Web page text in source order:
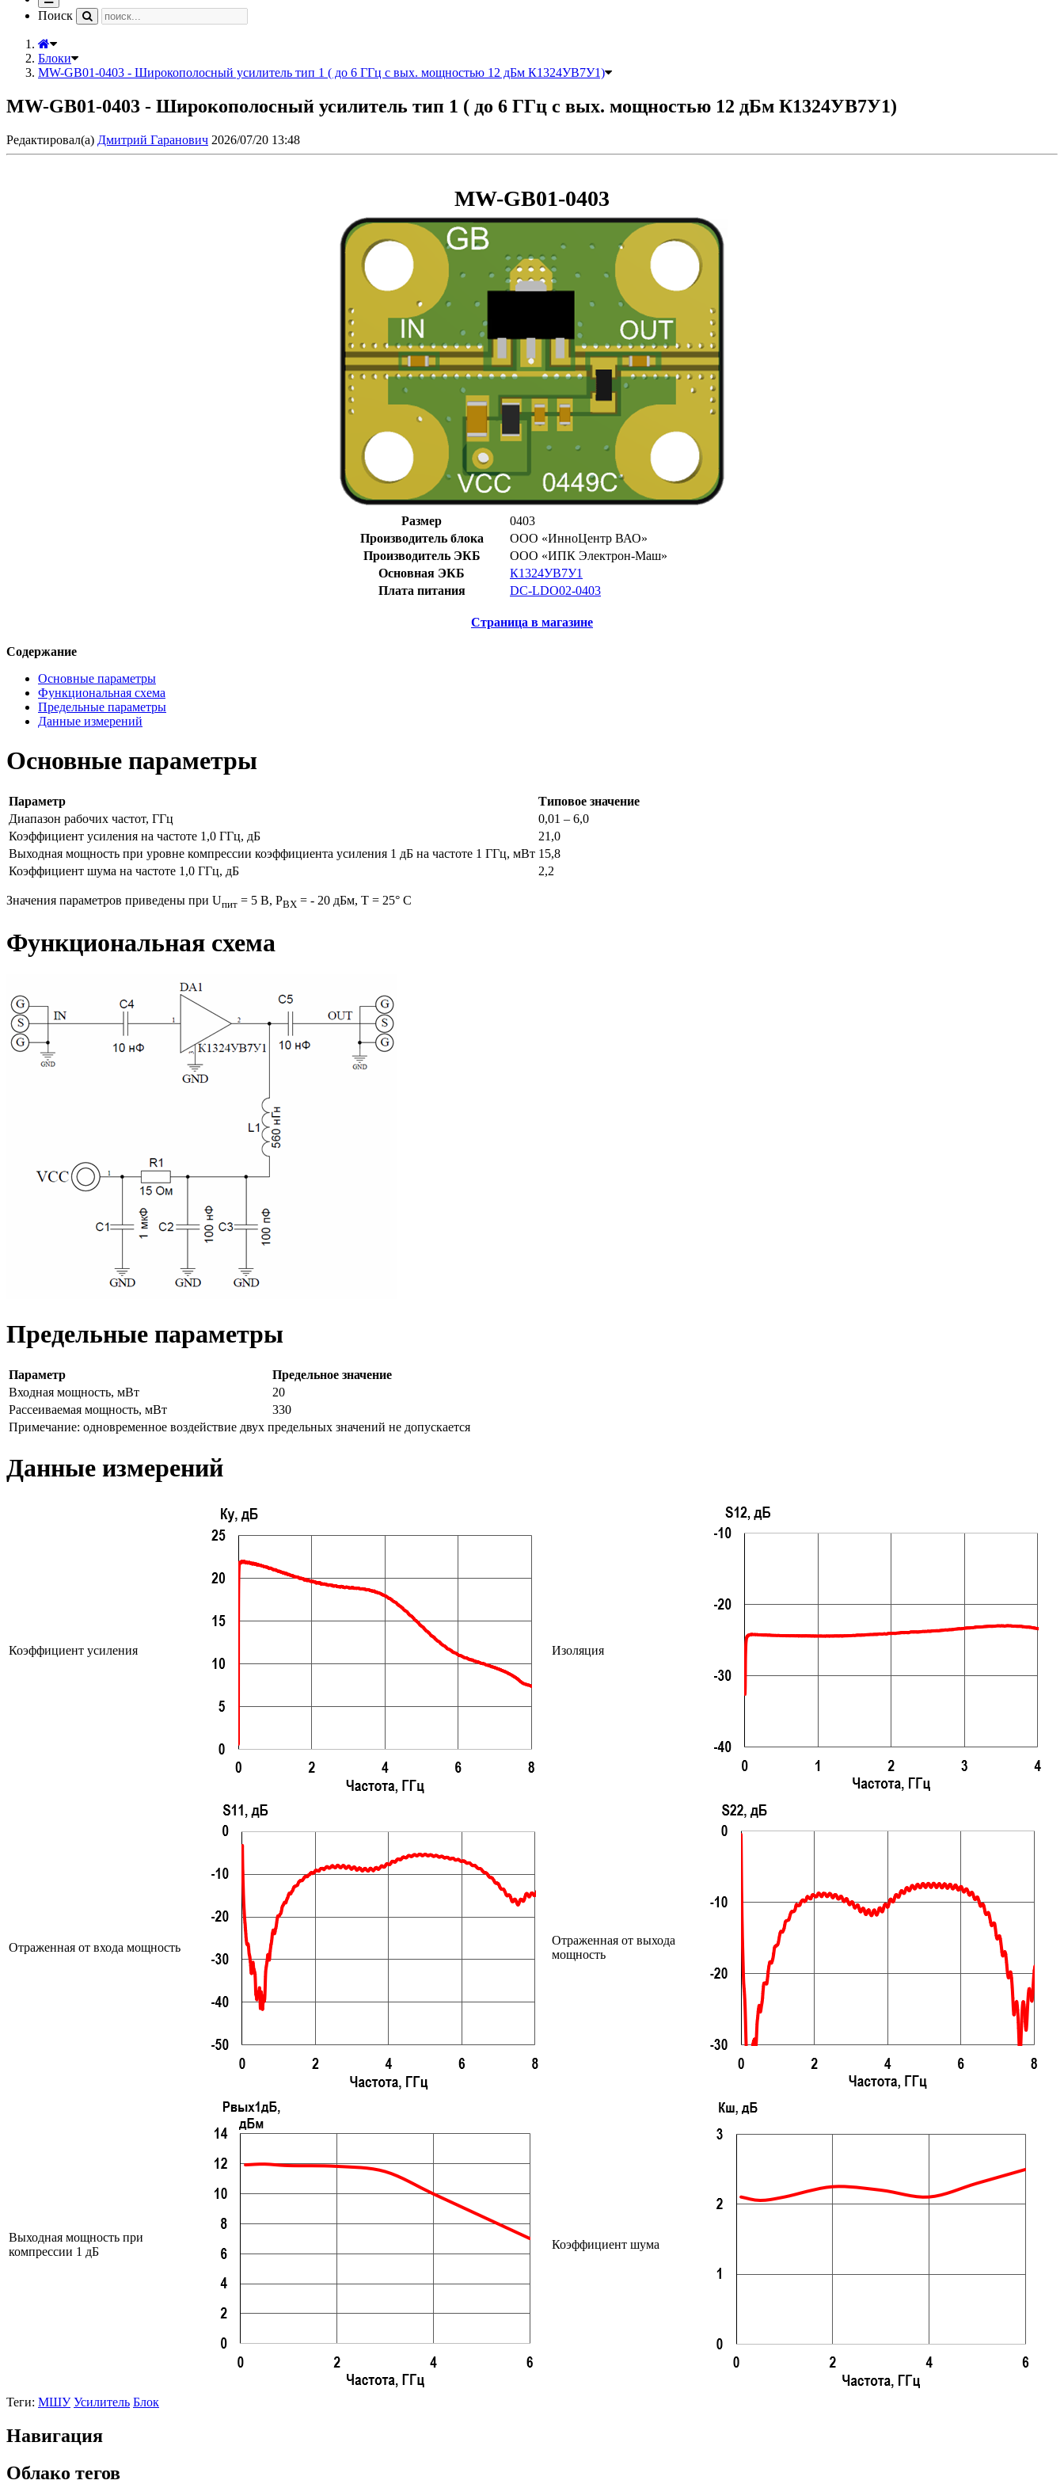
навигацию
Поиск
Блоки
MW-GB01-0403 - Широкополосный усилитель тип 1 ( до 6 ГГц с вых. мощностью 12 дБм К1324УВ7У1)
MW-GB01-0403 - Широкополосный усилитель тип 1 ( до 6 ГГц с вых. мощностью 12 дБм К1324УВ7У1)
Редактировал(а) Дмитрий Гаранович 2026/07/20 13:48
MW-GB01-0403
Размер
0403
Производитель блока
ООО «ИнноЦентр ВАО»
Производитель ЭКБ
ООО «ИПК Электрон-Маш»
Основная ЭКБ
К1324УВ7У1
Плата питания
DC-LDO02-0403
Страница в магазине
Содержание
Основные параметры
Функциональная схема
Предельные параметры
Данные измерений
Основные параметры
Параметр
Типовое значение
Диапазон рабочих частот, ГГц
0,01 – 6,0
Коэффициент усиления на частоте 1,0 ГГц, дБ
21,0
Выходная мощность при уровне компрессии коэффициента усиления 1 дБ на частоте 1 ГГц, мВт 15,8
Коэффициент шума на частоте 1,0 ГГц, дБ
2,2
Значения параметров приведены при Uпит = 5 В, РВХ = - 20 дБм, Т = 25° С
Функциональная схема
Предельные параметры
Параметр
Предельное значение
Входная мощность, мВт
20
Рассеиваемая мощность, мВт
330
Примечание: одновременное воздействие двух предельных значений не допускается
Данные измерений
Коэффициент усиления Изоляция
Отраженная от входа мощность
Отраженная от выхода
мощность
Выходная мощность при
компрессии 1 дБ
Коэффициент шума
Теги: МШУ Усилитель Блок
Навигация
Облако тегов